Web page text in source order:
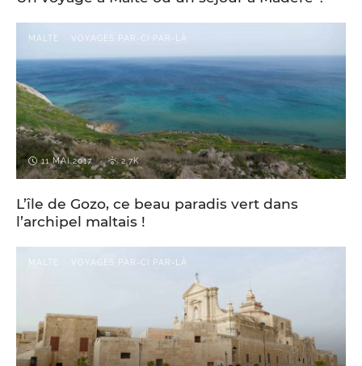
MALTE VOYAGES PAR-CI PAR-LÀ
11 MAI 2017 2.7K
L’île de Gozo, ce beau paradis vert dans
l’archipel maltais !
MALTE VOYAGES PAR-CI PAR-LÀ